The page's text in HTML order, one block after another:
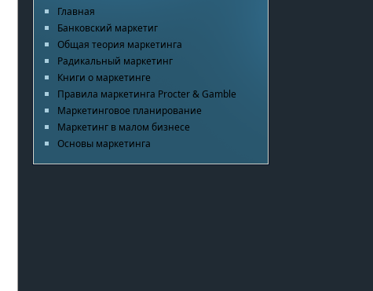
Главная
Банковский маркетиг
Общая теория маркетинга
Радикальный маркетинг
Книги о маркетинге
Правила маркетинга Procter & Gamble
Маркетинговое планирование
Маркетинг в малом бизнесе
Основы маркетинга